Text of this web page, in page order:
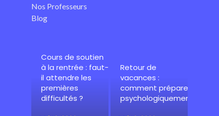
Nos Professeurs
Blog
Cours de soutien
à la rentrée : faut-
il attendre les
premières
difficultés ?
Retour de
vacances :
comment préparer
psychologiquement